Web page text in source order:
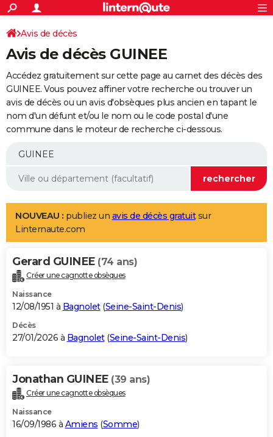
ACTUALITÉS
Politique
Société
Faits Divers
Education
Monde
Villes
+
SPORT
Coupe du monde 2026
Football
Tennis
Cyclisme
Rugby
Forum
Programme TV
TNT
Streaming
Cinéma
Sorties cinéma
Musique
+
FINANCE
Retraite
Epargne
Immobilier
Risques naturels par ville
Banque
Assurance
AUTO
Essais
Réserver un essai
Citadines
Berlines
SUV
Forum auto
+
Mobiles
Meilleur smartphone
Internet
Ordinateurs
Jeux vidéo
Guide high-tech
Aménagement intérieur
LIFESTYLE
Art de vivre
Bien-être
Loisirs
Mode
Modes de vie
Alimentation
Guide de la santé
Maladies
Médicaments
Sommeil
VOYAGE
Destinations
City break
Voyage nature
Voyage de noces
Forum
Climat
+PHOTO
GUIDES D'ACHAT
BONS PLANS
Carte de Noël
Carte Bonne année
Carte Saint-Valentin
Carte Pâques
Carte d'anniversaire
DICTIONNAIRE
Dictionnaire
Biographies
Citations
Expressions
Proverbes
PROGRAMME TV
Avis de décès
Avis de décès GUINEE
Accédez gratuitement sur cette page au carnet des décès des
GUINEE. Vous pouvez affiner votre recherche ou trouver un
avis de décès ou un avis d'obsèques plus ancien en tapant le
nom d'un défunt et/ou le nom ou le code postal d'une
commune dans le moteur de recherche ci-dessous.
NOUVEAU : publiez un avis de décès gratuitsur
Linternaute.com
Gerard GUINEE (74 ans)
Créer une cagnotte obsèques
Naissance
12/08/1951 à Bagnolet(Seine-Saint-Denis)
Décès
27/01/2026 à Bagnolet(Seine-Saint-Denis)
Jonathan GUINEE (39 ans)
Créer une cagnotte obsèques
Naissance
16/09/1986 à Amiens (Somme)